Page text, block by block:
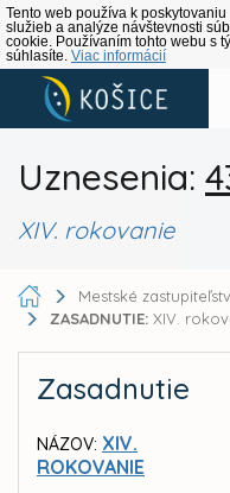
Tento web používa k poskytovaniu
služieb a analýze návštevnosti
cookie. Používaním tohto webu s
súhlasíte. Viac informácií
Uznesenia:
XIV. rokovanie
Mestské
ZASADNUTIE: XIV.
Zasadnutie
NÁZOV: XIV.
ROKOVANIE